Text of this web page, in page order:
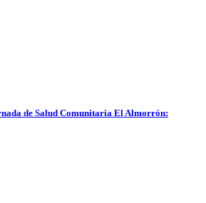
de Salud Comunitaria El Almorrón: